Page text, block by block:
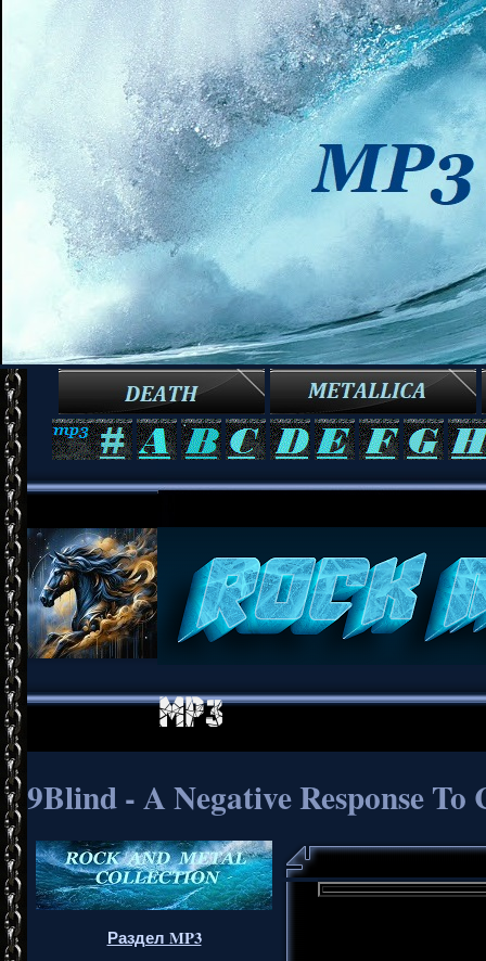
9Blind - A Negative Response To
Раздел MP3